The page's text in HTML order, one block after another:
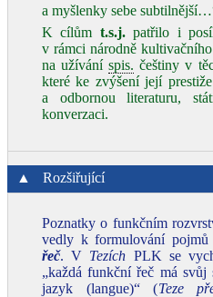
a myšlenky sebe
K cílům t.s.j.patřilo i
v rámci národně
na užíváníspis. češtiny v
které ke zvýšení její
a odbornou literaturu,
konverzaci.
▲ Rozšiřující
Poznatky o funkčním
vedly k formulování pojmů
řeč. V Tezích PLK se
„každá funkční řeč má
jazyk (langue)“ (Teze